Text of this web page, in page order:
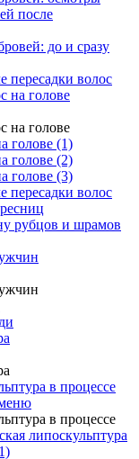
после
до и сразу
пересадки волос
на голове
на голове
голове (1)
голове (2)
голове (3)
пересадки волос
рубцов и шрамов
в процессе
в процессе
липоскульптура